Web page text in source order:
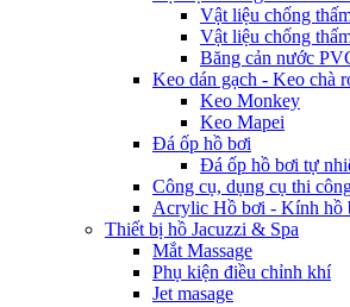
Vật liệu chống
Vật liệu chống
Băng cản nước
Keo dán gạch - Keo chà
Keo Monkey
Keo Mapei
Đá ốp hồ bơi
Đá ốp hồ bơi tự
Công cụ, dụng cụ thi
Acrylic Hồ bơi - Kính hồ
Thiết bị hồ Jacuzzi & Spa
Mắt Massage
Phụ kiện điều chỉnh khí
Jet masage